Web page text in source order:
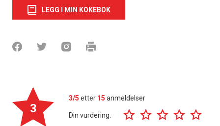
LEGG I MIN KOKEBOK
3
3/5 etter 15 anmeldelser
Din vurdering: